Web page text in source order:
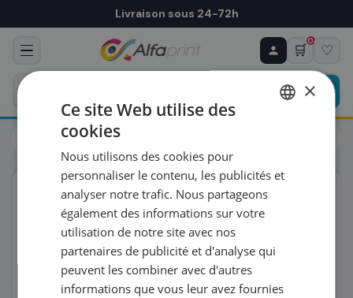
Livraison sous 24-72h
🛒
0
♡
Toners
Brother
ORIGINAL
♻ COMMANDE RÉCURRENTE
Prévoyez & économisez
Programmez votre prochain achat — notre équipe
vous prépare un devis personnalisé
RÉFÉRENCE DU PRODUIT
FRÉQUENCE
QUANTITÉ PAR LIVRAISON
×
Ce site Web utilise des
cookies
Nous utilisons des cookies pour
personnaliser le contenu, les publicités et
analyser notre trafic. Nous partageons
également des informations sur votre
utilisation de notre site avec nos
partenaires de publicité et d'analyse qui
peuvent les combiner avec d'autres
informations que vous leur avez fournies